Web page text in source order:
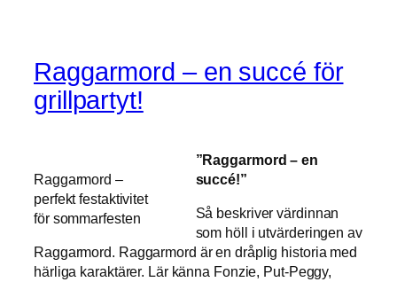
Raggarmord – en succé för
grillpartyt!
Raggarmord –
perfekt festaktivitet
för sommarfesten
”Raggarmord – en
succé!”
Så beskriver värdinnan
som höll i utvärderingen av
Raggarmord. Raggarmord är en dråplig historia med
härliga karaktärer. Lär känna Fonzie, Put-Peggy,